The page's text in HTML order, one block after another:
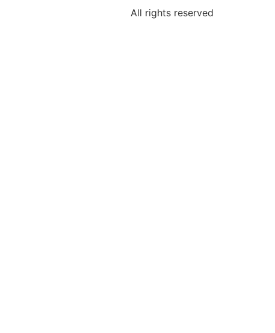
All rights reserved